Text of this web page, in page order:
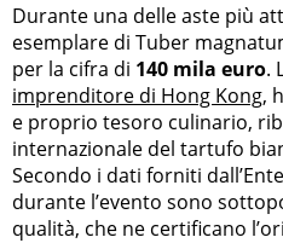
Durante una delle aste più
esemplare di Tuber
per la cifra di 140 mila euro.
imprenditore di Hong Kong,
e proprio tesoro culinario,
internazionale del tartufo
Secondo i dati forniti
durante l’evento sono
qualità, che ne certificano